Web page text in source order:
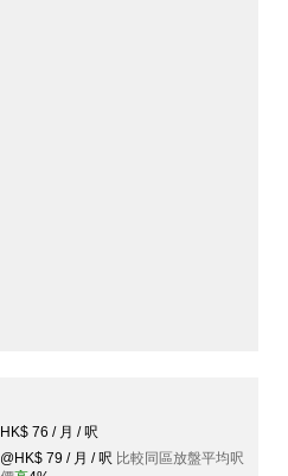
HK$ 76 / 月 / 呎
@HK$ 79 / 月 / 呎 比較同區放盤平均呎